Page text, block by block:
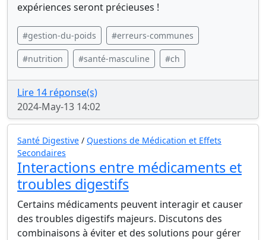
expériences seront précieuses !
#gestion-du-poids #erreurs-communes
#nutrition #santé-masculine #ch
Lire 14 réponse(s)
2024-May-13 14:02
Santé Digestive / Questions de Médication et Effets
Secondaires
Interactions entre médicaments et
troubles digestifs
Certains médicaments peuvent interagir et causer
des troubles digestifs majeurs. Discutons des
combinaisons à éviter et des solutions pour gérer